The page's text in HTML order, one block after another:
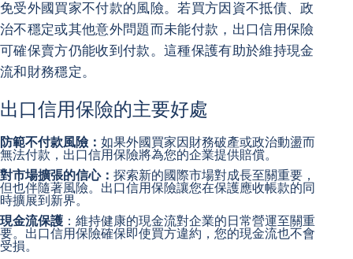
免受外國買家不付款的風險。若買方因資不抵債、政
治不穩定或其他意外問題而未能付款，出口信用保險
可確保賣方仍能收到付款。這種保護有助於維持現金
流和財務穩定。
出口信用保險的主要好處
防範不付款風險： 如果外國買家因財務破產或政治動盪而
無法付款，出口信用保險將為您的企業提供賠償。
對市場擴張的信心： 探索新的國際市場對成長至關重要，
但也伴隨著風險。出口信用保險讓您在保護應收帳款的同
時擴展到新界。
現金流保護 ：維持健康的現金流對企業的日常營運至關重
要。出口信用保險確保即使買方違約，您的現金流也不會
受損。